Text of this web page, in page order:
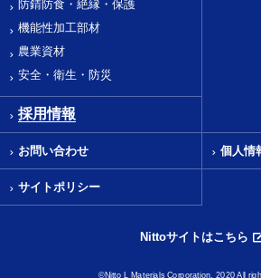
防錆防食・絶縁・保護
機能性加工部材
農業資材
安全・衛生・防災
採用情報
お問い合わせ 個人情
サイトポリシー
Nittoサイトはこちら
©Nitto L Materials Corporation, 2020 All